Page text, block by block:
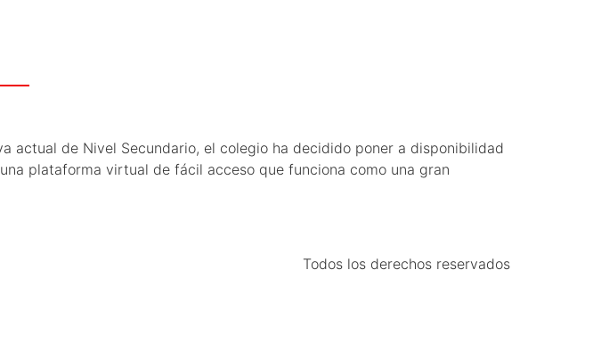
de Nivel Secundario, el colegio ha decidido poner a disponibilidad
plataforma virtual de fácil acceso que funciona como una gran
Todos los derechos reservados